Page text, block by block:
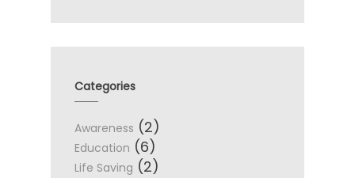
Categories
Awareness (2)
Education (6)
Life Saving (2)